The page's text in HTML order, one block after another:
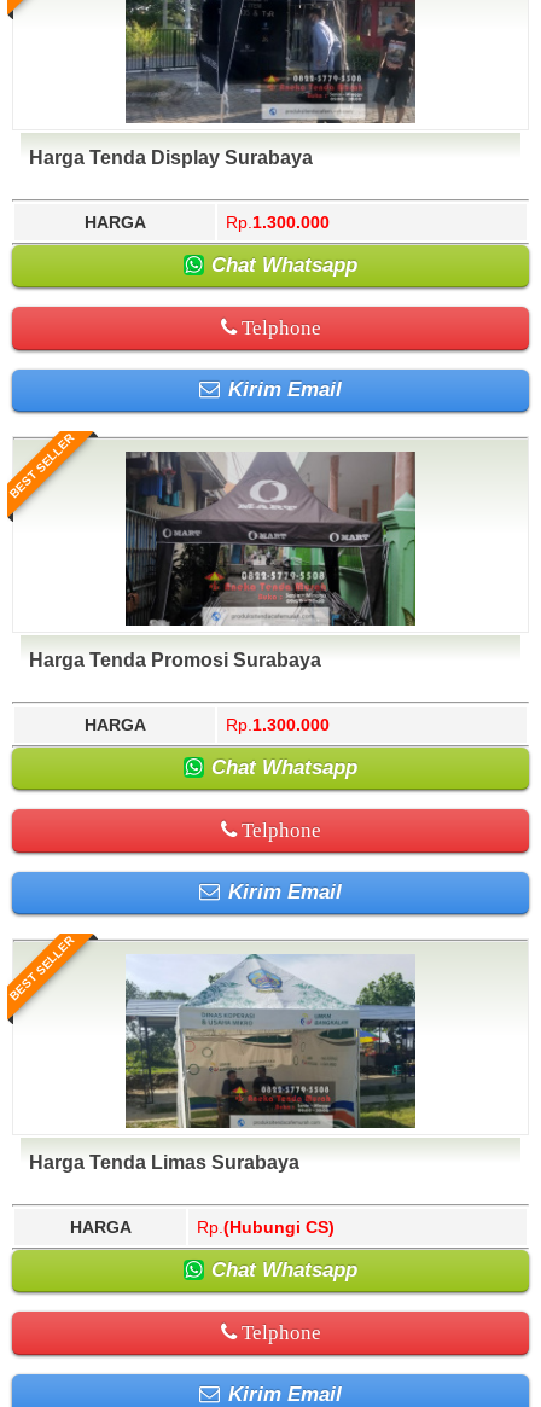
Harga Tenda Display Surabaya
HARGA Rp. 1.300.000
Chat Whatsapp
Telphone
Kirim Email
BEST SELLER
Harga Tenda Promosi Surabaya
HARGA Rp. 1.300.000
Chat Whatsapp
Telphone
Kirim Email
BEST SELLER
Harga Tenda Limas Surabaya
HARGA Rp. (Hubungi CS)
Chat Whatsapp
Telphone
Kirim Email